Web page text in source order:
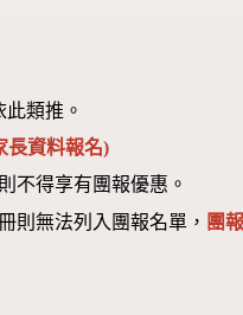
類推。
長資料報名)
不得享有團報優惠。
則無法列入團報名單， 團